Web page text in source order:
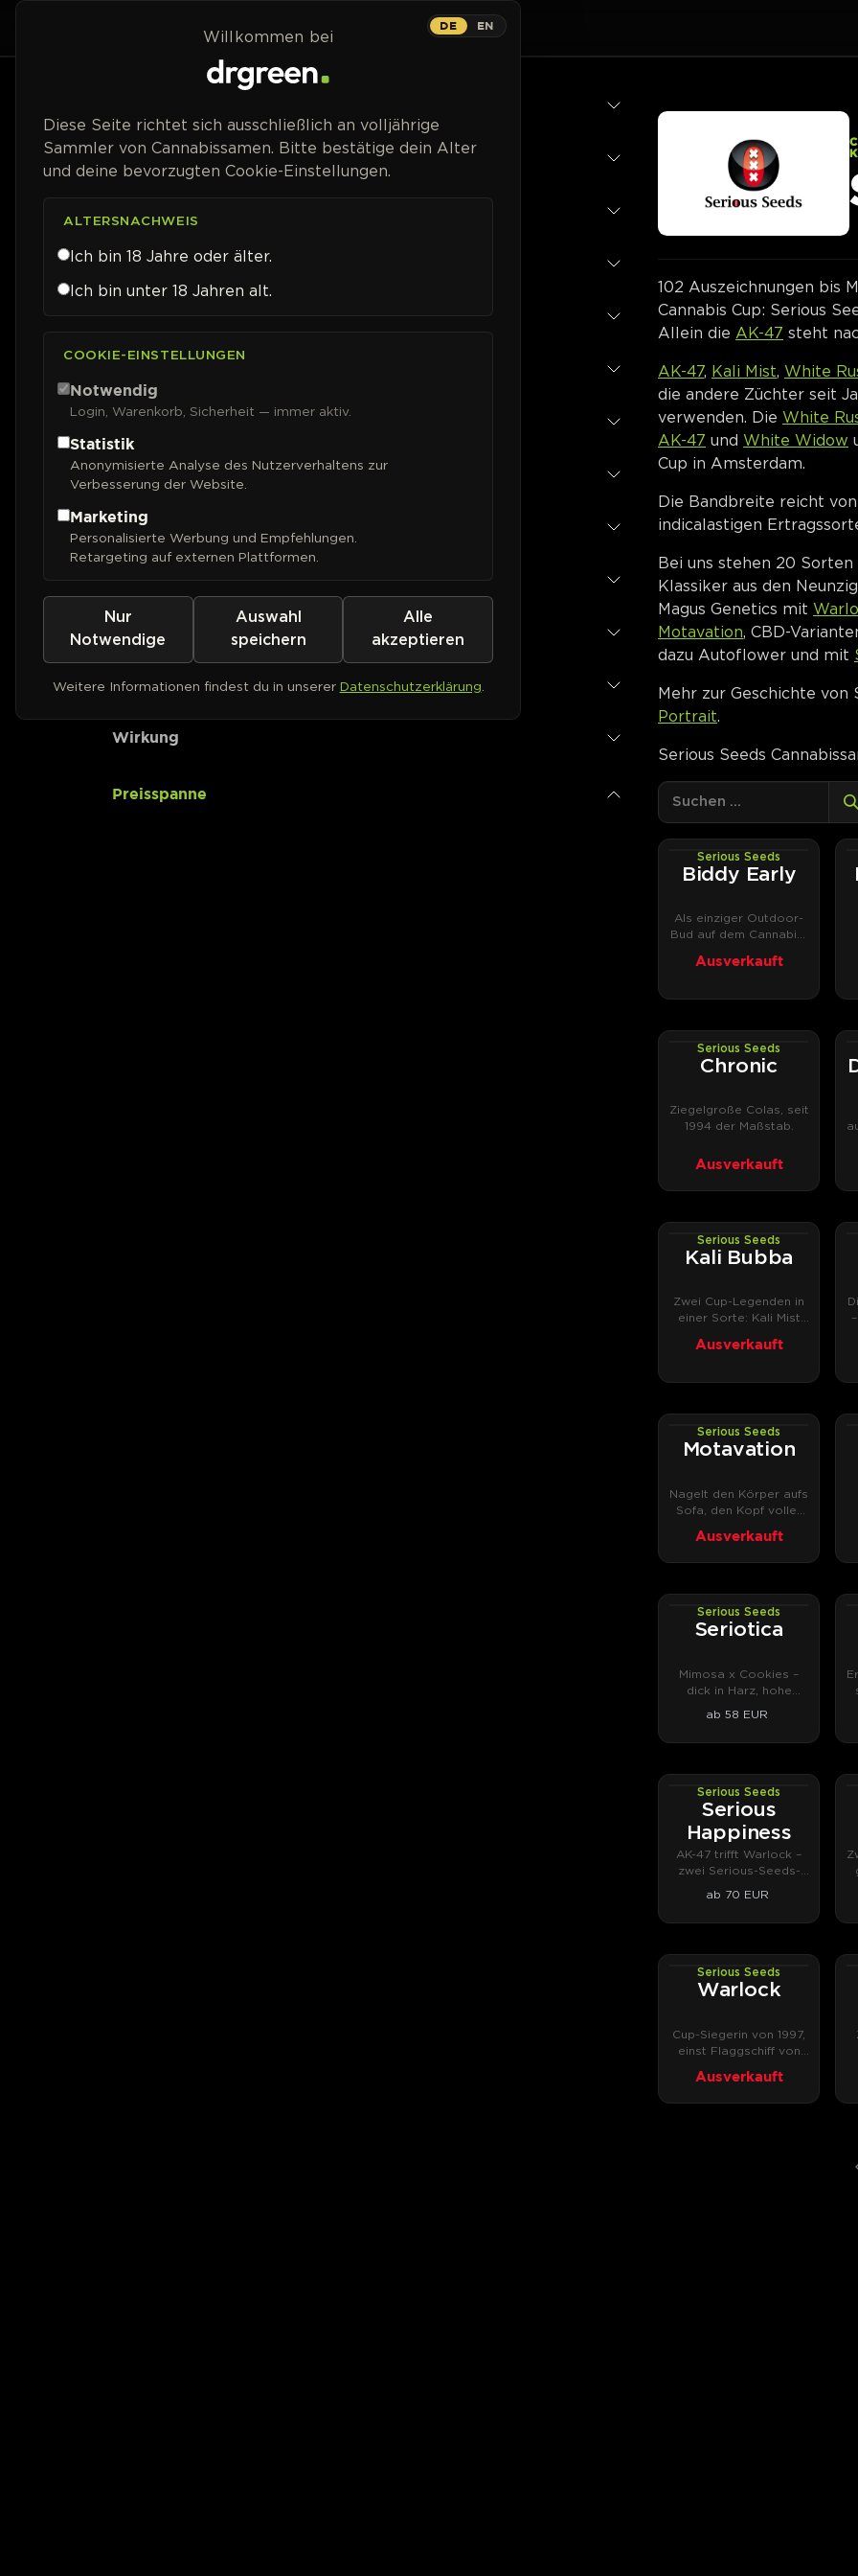
Zum Inhalt springen
Home
Strains Breeder
Blütetyp
Genetik
THC-Gehalt
CBD-Gehalt
Ertrag (Outdoor)
Pflanzenhöhe
Geschmack
Wirkung
Preisspanne
102 Auszeichnungen bis
Cannabis Cup: Serious
Allein die AK-47 steht
AK-47, Kali Mist White
die andere Züchter seit
verwenden. Die White
AK-47 und White Widow
Cup in Amsterdam.
Die Bandbreite reicht
indicalastigen
Bei uns stehen 20 Sorten
Klassiker aus den
Magus Genetics mit
Motavation , CBD-
dazu Autoflower und mit
Mehr zur Geschichte von
Portrait
Serious Seeds
PHOTOFEM
Serious Seeds
Biddy Early
Als einziger Outdoor-
Bud auf dem Cannabis-
Ausverkauft
PHOTOREG
Serious Seeds
Chronic
Ziegelgroße Colas, seit
1994 der Maßstab.
Ausverkauft
PHOTOREG
Serious Seeds
Kali Bubba
Zwei Cup-Legenden in
einer Sorte: Kali Mist
Ausverkauft
PHOTOFEM
Serious Seeds
Motavation
Nagelt den Körper aufs
Sofa, den Kopf voller
Ausverkauft
PHOTOFEM
Serious Seeds
Seriotica
Mimosa x Cookies –
dick in Harz, hohe
ab 58 EUR
PHOTOREG
Serious Seeds
Serious
Happiness
AK-47 trifft Warlock –
zwei Serious-Seeds-
Sorte.
ab 70 EUR
PHOTOFEM
Serious Seeds
Warlock
Cup-Siegerin von 1997,
einst Flaggschiff von
Ausverkauft
DE EN
Willkommen bei
Diese Seite richtet sich ausschließlich an volljährige
Sammler von Cannabissamen. Bitte bestätige dein Alter
und deine bevorzugten Cookie-Einstellungen.
ALTERSNACHWEIS
Ich bin 18 Jahre oder älter.
Ich bin unter 18 Jahren alt.
COOKIE-EINSTELLUNGEN
Notwendig
Login, Warenkorb, Sicherheit — immer aktiv.
Statistik
Anonymisierte Analyse des Nutzerverhaltens zur
Verbesserung der Website.
Marketing
Personalisierte Werbung und Empfehlungen.
Retargeting auf externen Plattformen.
Nur
Notwendige
Auswahl
speichern
Alle
akzeptieren
Weitere Informationen findest du in unserer Datenschutzerklärung